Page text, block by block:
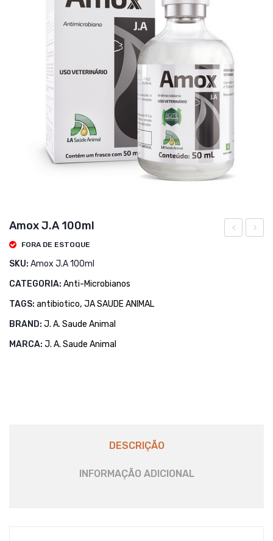
Amox J.A 100ml
FORA DE ESTOQUE
SKU: Amox J.A 100ml
CATEGORIA: Anti-Microbianos
TAGS: antibiotico, JA SAUDE ANIMAL
BRAND: J. A. Saude Animal
MARCA: J. A. Saude Animal
DESCRIÇÃO
INFORMAÇÃO ADICIONAL